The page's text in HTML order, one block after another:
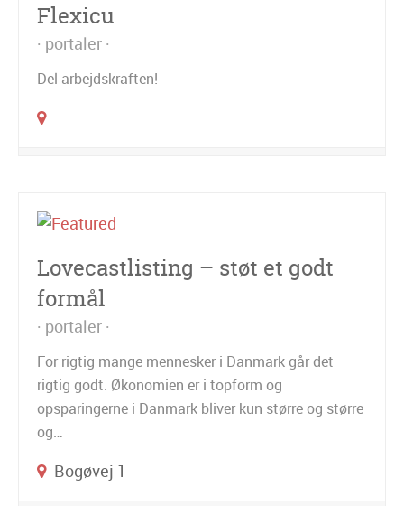
Flexicu
portaler
Del arbejdskraften!
Lovecastlisting – støt et godt
formål
portaler
For rigtig mange mennesker i Danmark går det
rigtig godt. Økonomien er i topform og
opsparingerne i Danmark bliver kun større og større
og…
Bogøvej 1